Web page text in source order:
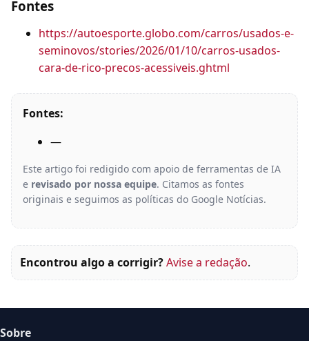
Fontes
https://autoesporte.globo.com/carros/usados-e-
seminovos/stories/2026/01/10/carros-usados-
cara-de-rico-precos-acessiveis.ghtml
Fontes:
—
Este artigo foi redigido com apoio de ferramentas de IA
e revisado por nossa equipe. Citamos as fontes
originais e seguimos as políticas do Google Notícias.
Encontrou algo a corrigir?Avise a redação.
Sobre